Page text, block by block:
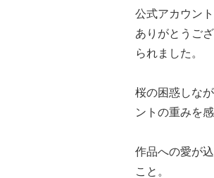
公式アカウン
ありがとうご
られました。
桜の困惑しな
ントの重みを
作品への愛が
こと。